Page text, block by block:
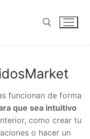
funcionan de
para que sea
en su interior,
realizar